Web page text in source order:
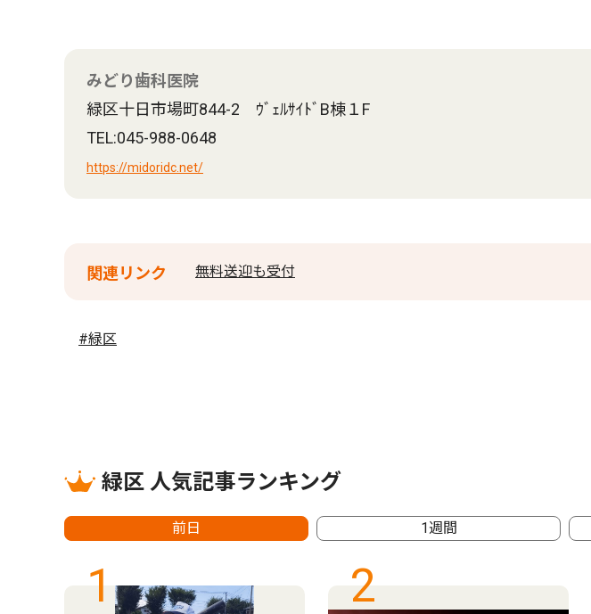
みどり歯科医院
緑区十日市場町844-2 ｳﾞｪﾙｻｲﾄﾞB棟１F
TEL:045-988-0648
https://midoridc.net/
関連リンク 無料送迎も受付
#緑区
緑区 人気記事ランキング
前日 1週間
1 2